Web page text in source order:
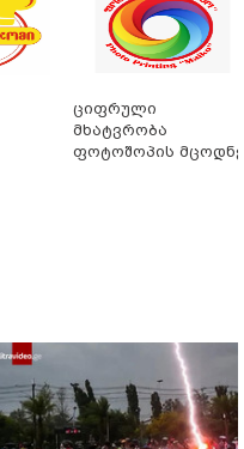
ციფრული
მხატვრობა
ფოტოშოპის მცოდნე